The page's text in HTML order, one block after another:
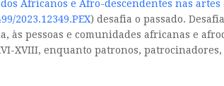
Africanos e Afro-descendentes nas
2023.12349.PEX) desafia o passado.
pessoas e comunidades africanas e
XVIII, enquanto patronos,